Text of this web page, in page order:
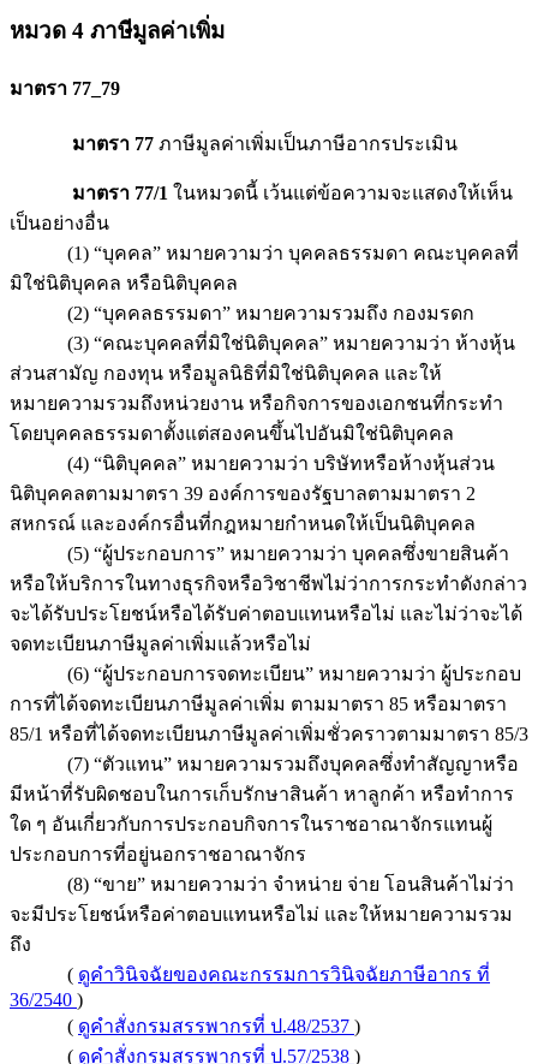
หมวด 4 ภาษีมูลค่าเพิ่ม
มาตรา 77_79
มาตรา 77 ภาษีมูลค่าเพิ่มเป็นภาษีอากรประเมิน
มาตรา 77/1 ในหมวดนี้ เว้นแต่ข้อความจะแสดงให้เห็น
เป็นอย่างอื่น
(1) “บุคคล” หมายความว่า บุคคลธรรมดา คณะบุคคลที่
มิใช่นิติบุคคล หรือนิติบุคคล
(2) “บุคคลธรรมดา” หมายความรวมถึง กองมรดก
(3) “คณะบุคคลที่มิใช่นิติบุคคล” หมายความว่า ห้างหุ้น
ส่วนสามัญ กองทุน หรือมูลนิธิที่มิใช่นิติบุคคล และให้
หมายความรวมถึงหน่วยงาน หรือกิจการของเอกชนที่กระทำ
โดยบุคคลธรรมดาตั้งแต่สองคนขึ้นไปอันมิใช่นิติบุคคล
(4) “นิติบุคคล” หมายความว่า บริษัทหรือห้างหุ้นส่วน
นิติบุคคลตามมาตรา 39 องค์การของรัฐบาลตามมาตรา 2
สหกรณ์ และองค์กรอื่นที่กฎหมายกำหนดให้เป็นนิติบุคคล
(5) “ผู้ประกอบการ” หมายความว่า บุคคลซึ่งขายสินค้า
หรือให้บริการในทางธุรกิจหรือวิชาชีพไม่ว่าการกระทำดังกล่าว
จะได้รับประโยชน์หรือได้รับค่าตอบแทนหรือไม่ และไม่ว่าจะได้
จดทะเบียนภาษีมูลค่าเพิ่มแล้วหรือไม่
(6) “ผู้ประกอบการจดทะเบียน” หมายความว่า ผู้ประกอบ
การที่ได้จดทะเบียนภาษีมูลค่าเพิ่ม ตามมาตรา 85 หรือมาตรา
85/1 หรือที่ได้จดทะเบียนภาษีมูลค่าเพิ่มชั่วคราวตามมาตรา 85/3
(7) “ตัวแทน” หมายความรวมถึงบุคคลซึ่งทำสัญญาหรือ
มีหน้าที่รับผิดชอบในการเก็บรักษาสินค้า หาลูกค้า หรือทำการ
ใด ๆ อันเกี่ยวกับการประกอบกิจการในราชอาณาจักรแทนผู้
ประกอบการที่อยู่นอกราชอาณาจักร
(8) “ขาย” หมายความว่า จำหน่าย จ่าย โอนสินค้าไม่ว่า
จะมีประโยชน์หรือค่าตอบแทนหรือไม่ และให้หมายความรวม
ถึง
( ดูคำวินิจฉัยของคณะกรรมการวินิจฉัยภาษีอากร ที่
36/2540 )
( ดูคำสั่งกรมสรรพากรที่ ป.48/2537 )
( ดูคำสั่งกรมสรรพากรที่ ป.57/2538 )